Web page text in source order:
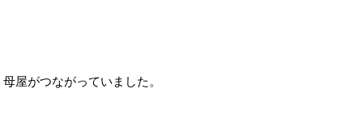
母屋がつながっていました。